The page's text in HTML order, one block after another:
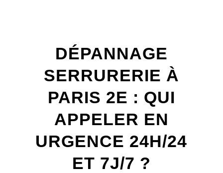
DÉPANNAGE
SERRURERIE À
PARIS 2E : QUI
APPELER EN
URGENCE 24H/24
ET 7J/7 ?